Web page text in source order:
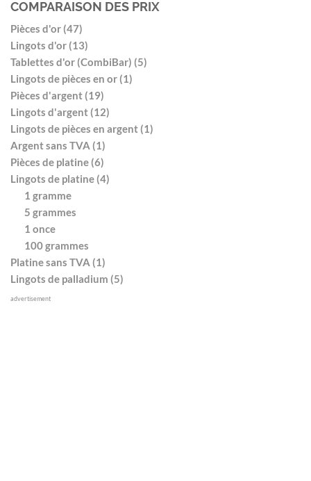
COMPARAISON DES PRIX
Pièces d'or (47)
Lingots d'or (13)
Tablettes d'or (CombiBar) (5)
Lingots de pièces en or (1)
Pièces d'argent (19)
Lingots d'argent (12)
Lingots de pièces en argent (1)
Argent sans TVA (1)
Pièces de platine (6)
Lingots de platine (4)
1 gramme
5 grammes
1 once
100 grammes
Platine sans TVA (1)
Lingots de palladium (5)
advertisement